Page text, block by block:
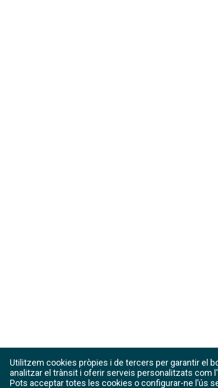
Utilitzem cookies pròpies i de tercers per garantir el
analitzar el trànsit i oferir serveis personalitzats com
Pots acceptar totes les cookies o configurar-ne l’ús